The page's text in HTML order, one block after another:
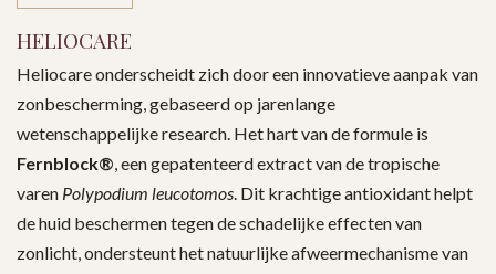
HELIOCARE
Heliocare onderscheidt zich door een innovatieve aanpak van
zonbescherming, gebaseerd op jarenlange
wetenschappelijke research. Het hart van de formule is
Fernblock®, een gepatenteerd extract van de tropische
varen Polypodium leucotomos. Dit krachtige antioxidant helpt
de huid beschermen tegen de schadelijke effecten van
zonlicht, ondersteunt het natuurlijke afweermechanisme van